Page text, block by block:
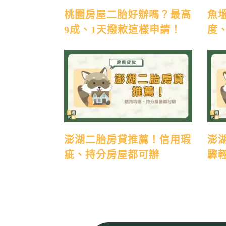
桃園房屋二胎好辦嗎？最高
9成、1天撥款這樣申請！
魚
度
澎湖二胎房貸推薦！信用瑕
疵、持分房屋都可辦
澎
驟